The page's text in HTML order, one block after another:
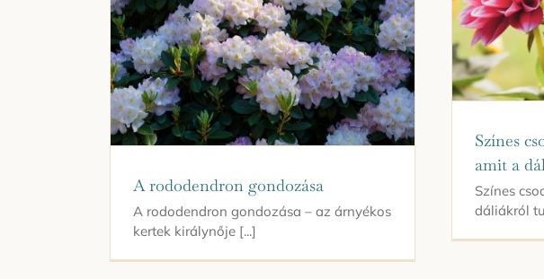
Színes
amit a
Színes
dáliákról
A rododendron gondozása
A rododendron gondozása – az árnyékos
kertek királynője [...]